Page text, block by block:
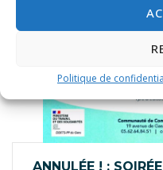
Politique de
ANNULÉE ! :